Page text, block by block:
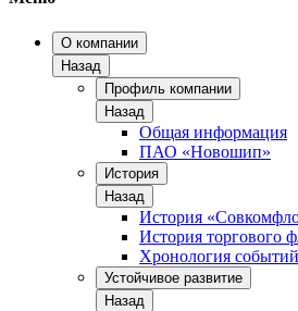
О компании
Назад
Профиль компании
Назад
Общая информация
ПАО «Новошип»
История
Назад
История
История торгового
Хронология событий
Устойчивое развитие
Назад